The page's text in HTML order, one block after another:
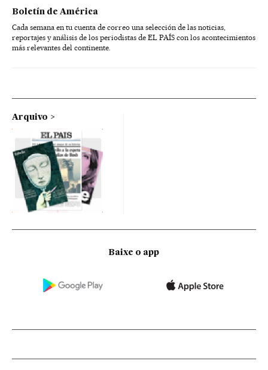
Boletín de América
Cada semana en tu cuenta de correo una selección de las noticias,
reportajes y análisis de los periodistas de EL PAÍS con los acontecimientos
más relevantes del continente.
Arquivo
Baixe o app